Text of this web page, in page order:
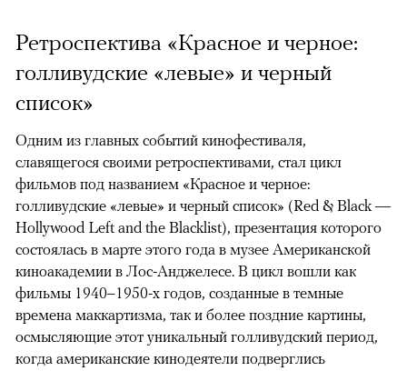
Ретроспектива «Красное и черное:
голливудские «левые» и черный
список»
Одним из главных событий кинофестиваля,
славящегося своими ретроспективами, стал цикл
фильмов под названием «Красное и черное:
голливудские «левые» и черный список» (Red & Black —
Hollywood Left and the Blacklist), презентация которого
состоялась в марте этого года в музее Американской
киноакадемии в Лос-Анджелесе. В цикл вошли как
фильмы 1940–1950-х годов, созданные в темные
времена маккартизма, так и более поздние картины,
осмысляющие этот уникальный голливудский период,
когда американские кинодеятели подверглись